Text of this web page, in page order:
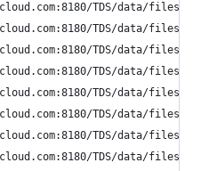
TDS/data/files/p9/
TDS/data/files/p9/
TDS/data/files/p9/
TDS/data/files/p9/
TDS/data/files/p9/
TDS/data/files/p9/
TDS/data/files/p9/
TDS/data/files/p9/